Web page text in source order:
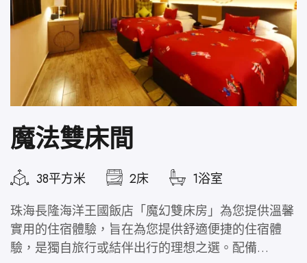
魔法雙床間
38平方米 2床
1浴室
珠海長隆海洋王國飯店「魔幻雙床房」為您提供溫馨
實用的住宿體驗，旨在為您提供舒適便捷的住宿體
驗，是獨自旅行或結伴出行的理想之選。配備…